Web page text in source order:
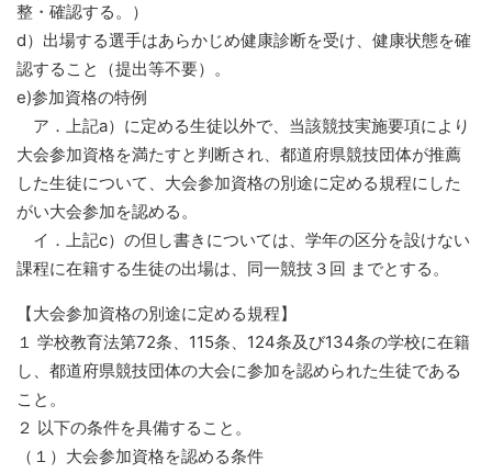
整・確認する。）
d）出場する選手はあらかじめ健康診断を受け、健康状態を確
認すること（提出等不要）。
e)参加資格の特例
ア．上記a）に定める生徒以外で、当該競技実施要項により
大会参加資格を満たすと判断され、都道府県競技団体が推薦
した生徒について、大会参加資格の別途に定める規程にした
がい大会参加を認める。
イ．上記c）の但し書きについては、学年の区分を設けない
課程に在籍する生徒の出場は、同一競技３回 までとする。
【大会参加資格の別途に定める規程】
１ 学校教育法第72条、115条、124条及び134条の学校に在籍
し、都道府県競技団体の大会に参加を認められた生徒である
こと。
２ 以下の条件を具備すること。
（１）大会参加資格を認める条件